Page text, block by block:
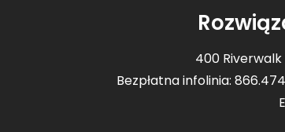
400 Riverwalk
Bezpłatna infolinia: